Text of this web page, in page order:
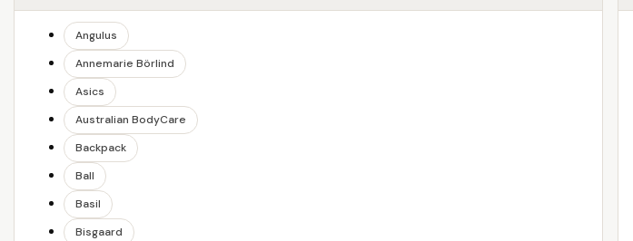
Angulus
Annemarie Börlind
Asics
Australian BodyCare
Backpack
Ball
Basil
Bisgaard